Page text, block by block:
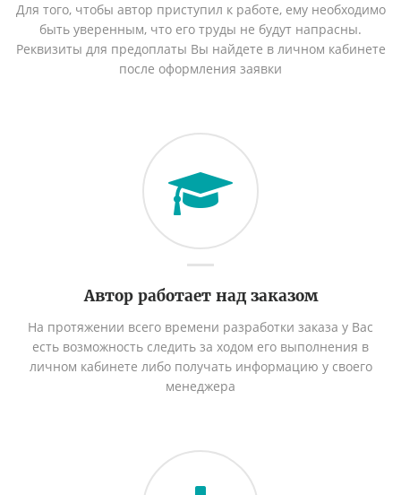
Для того, чтобы автор приступил к работе, ему необходимо
быть уверенным, что его труды не будут напрасны.
Реквизиты для предоплаты Вы найдете в личном кабинете
после оформления заявки
Автор работает над заказом
На протяжении всего времени разработки заказа у Вас
есть возможность следить за ходом его выполнения в
личном кабинете либо получать информацию у своего
менеджера